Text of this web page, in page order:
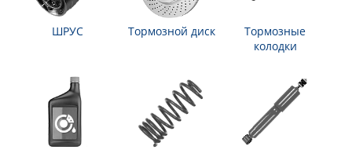
ШРУС Тормозной диск
Тормозные
колодки